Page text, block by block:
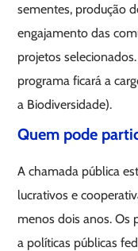
sementes, produção
engajamento das
projetos
programa ficará a
a Biodiversidade).
Quem pode
A chamada pública
lucrativos e
menos dois anos. Os
a políticas públicas